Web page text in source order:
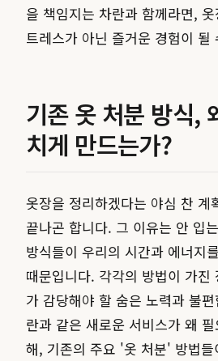
을 책임지는 차란과 함께라면,
트레스가 아닌 즐거운 경험이 될
기존 옷 처분 방식,
치게 만드는가?
옷장을 정리하겠다는 야심 찬 계
끝나곤 합니다. 그 이유는 안 입
방식들이 우리의 시간과 에너지
때문입니다. 각각의 방법이 가진
가 감당해야 할 숨은 노력과 불
란과 같은 새로운 서비스가 왜
해, 기존의 주요 '옷 처분' 방법들